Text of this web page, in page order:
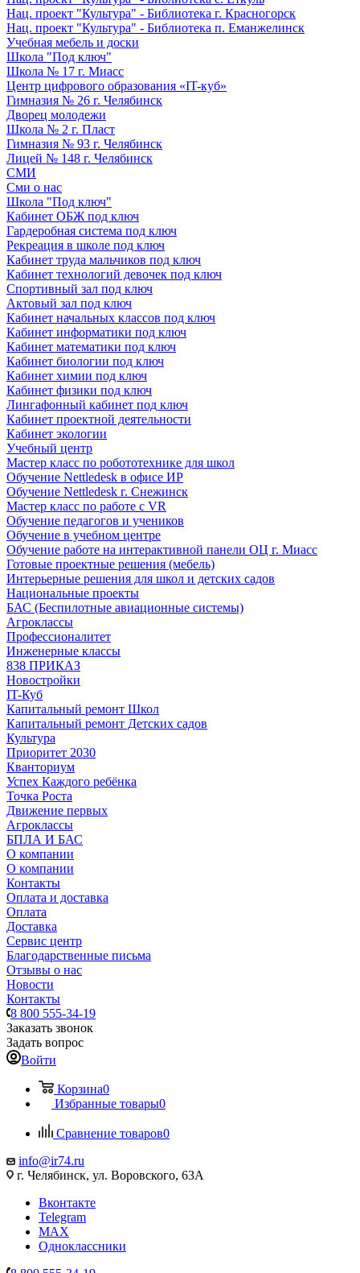
Нац. проект "Культура" - Библиотека г. Красногорск
Нац. проект "Культура" - Библиотека п. Еманжелинск
Учебная мебель и доски
Школа "Под ключ"
Школа № 17 г. Миасс
Центр цифрового образования «IT-куб»
Гимназия № 26 г. Челябинск
Дворец молодежи
Школа № 2 г. Пласт
Гимназия № 93 г. Челябинск
Лицей № 148 г. Челябинск
СМИ
Сми о нас
Школа "Под ключ"
Кабинет ОБЖ под ключ
Гардеробная система под ключ
Рекреация в школе под ключ
Кабинет труда мальчиков под ключ
Кабинет технологий девочек под ключ
Спортивный зал под ключ
Актовый зал под ключ
Кабинет начальных классов под ключ
Кабинет информатики под ключ
Кабинет математики под ключ
Кабинет биологии под ключ
Кабинет химии под ключ
Кабинет физики под ключ
Лингафонный кабинет под ключ
Кабинет проектной деятельности
Кабинет экологии
Учебный центр
Мастер класс по робототехнике для школ
Обучение Nettledesk в офисе ИР
Обучение Nettledesk г. Снежинск
Мастер класс по работе с VR
Обучение педагогов и учеников
Обучение в учебном центре
Обучение работе на интерактивной панели ОЦ г. Миасс
Готовые проектные решения (мебель)
Интерьерные решения для школ и детских садов
Национальные проекты
БАС (Беспилотные авиационные системы)
Агроклассы
Профессионалитет
Инженерные классы
838 ПРИКАЗ
Новостройки
IT-Куб
Капитальный ремонт Школ
Капитальный ремонт Детских садов
Культура
Приоритет 2030
Кванториум
Успех Каждого ребёнка
Точка Роста
Движение первых
Агроклассы
БПЛА И БАС
О компании
О компании
Контакты
Оплата и доставка
Оплата
Доставка
Сервис центр
Благодарственные письма
Отзывы о нас
Новости
Контакты
8 800 555-34-19
Заказать звонок
Задать вопрос
Войти
Корзина0
Избранные товары0
Сравнение товаров0
info@ir74.ru
г. Челябинск, ул. Воровского, 63А
Вконтакте
Telegram
MAX
Одноклассники